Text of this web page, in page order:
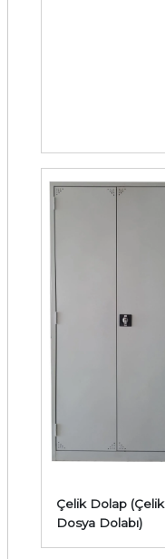
Çelik Dolap (Çelik
Dosya Dolabı)